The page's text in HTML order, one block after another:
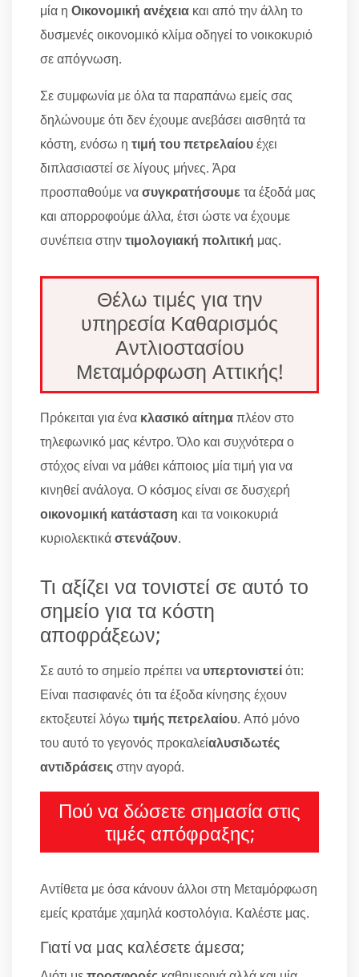
μία η Οικονομική ανέχεια και από την άλλη το
δυσμενές οικονομικό κλίμα οδηγεί το νοικοκυριό
σε απόγνωση.
Σε συμφωνία με όλα τα παραπάνω εμείς σας
δηλώνουμε ότι δεν έχουμε ανεβάσει αισθητά τα
κόστη, ενόσω η τιμή του πετρελαίουέχει
διπλασιαστεί σε λίγους μήνες. Άρα
προσπαθούμε νασυγκρατήσουμε τα έξοδά μας
και απορροφούμε άλλα, έτσι ώστε να έχουμε
συνέπεια στηντιμολογιακή πολιτική μας.
Θέλω τιμές για την
υπηρεσία Καθαρισμός
Αντλιοστασίου
Μεταμόρφωση Αττικής!
Πρόκειται για ένα κλασικό αίτημαπλέον στο
τηλεφωνικό μας κέντρο. Όλο και συχνότερα ο
στόχος είναι να μάθει κάποιος μία τιμή για να
κινηθεί ανάλογα. Ο κόσμος είναι σε δυσχερή
οικονομική κατάσταση και τα νοικοκυριά
κυριολεκτικάστενάζουν.
Τι αξίζει να τονιστεί σε αυτό το
σημείο για τα κόστη
αποφράξεων;
Σε αυτό το σημείο πρέπει να υπερτονιστείότι:
Είναι πασιφανές ότι τα έξοδα κίνησης έχουν
εκτοξευτεί λόγω τιμής πετρελαίου. Από μόνο
του αυτό το γεγονός προκαλείαλυσιδωτές
αντιδράσειςστην αγορά.
Πού να δώσετε σημασία στις
τιμές απόφραξης;
Αντίθετα με όσα κάνουν άλλοι στη Μεταμόρφωση
εμείς κρατάμε χαμηλά κοστολόγια. Καλέστε μας.
Γιατί να μας καλέσετε άμεσα;